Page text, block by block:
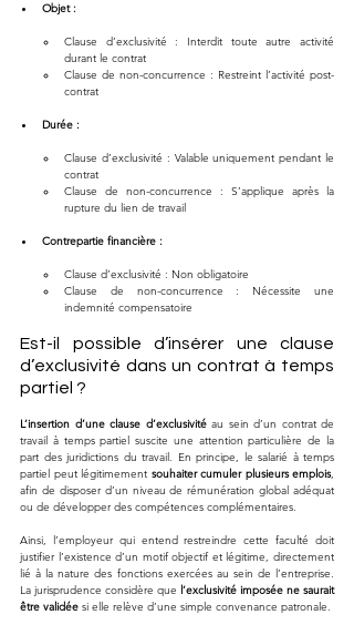
Objet :
Clause d’exclusivité : Interdit toute autre activité
durant le contrat
Clause de non-concurrence : Restreint l’activité post-
contrat
Durée :
Clause d’exclusivité : Valable uniquement pendant le
contrat
Clause de non-concurrence : S’applique après la
rupture du lien de travail
Contrepartie financière :
Clause d’exclusivité : Non obligatoire
Clause de non-concurrence : Nécessite une
indemnité compensatoire
Est-il possible d’insérer une clause
d’exclusivité dans un contrat à temps
partiel ?
L’insertion d’une clause d’exclusivité au sein d’un contrat de
travail à temps partiel suscite une attention particulière de la
part des juridictions du travail. En principe, le salarié à temps
partiel peut légitimement souhaiter cumuler plusieurs emplois,
afin de disposer d’un niveau de rémunération global adéquat
ou de développer des compétences complémentaires.
Ainsi, l’employeur qui entend restreindre cette faculté doit
justifier l’existence d’un motif objectif et légitime, directement
lié à la nature des fonctions exercées au sein de l’entreprise.
La jurisprudence considère que l’exclusivité imposée ne saurait
être validée si elle relève d’une simple convenance patronale.